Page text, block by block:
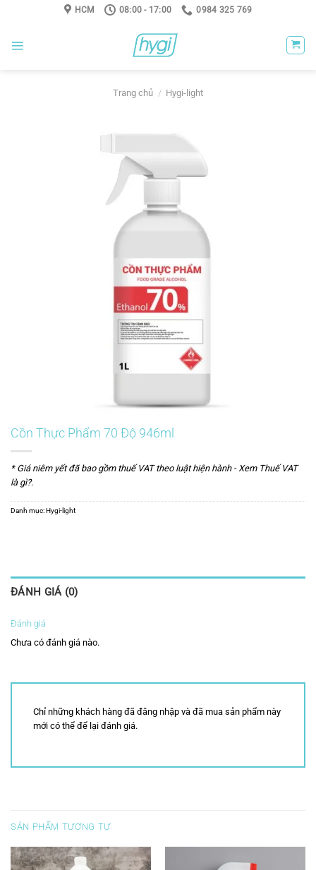
HCM 08:00 - 17:00 0984 325 769
Trang chủ / Hygi-light
Cồn Thực Phẩm 70 Độ 946ml
* Giá niêm yết đã bao gồm thuế VAT theo luật hiện hành - Xem Thuế VAT
là gì?.
Danh mục:Hygi-light
ĐÁNH GIÁ (0)
Đánh giá
Chưa có đánh giá nào.
Chỉ những khách hàng đã đăng nhập và đã mua sản phẩm này
mới có thể để lại đánh giá.
SẢN PHẨM TƯƠNG TỰ